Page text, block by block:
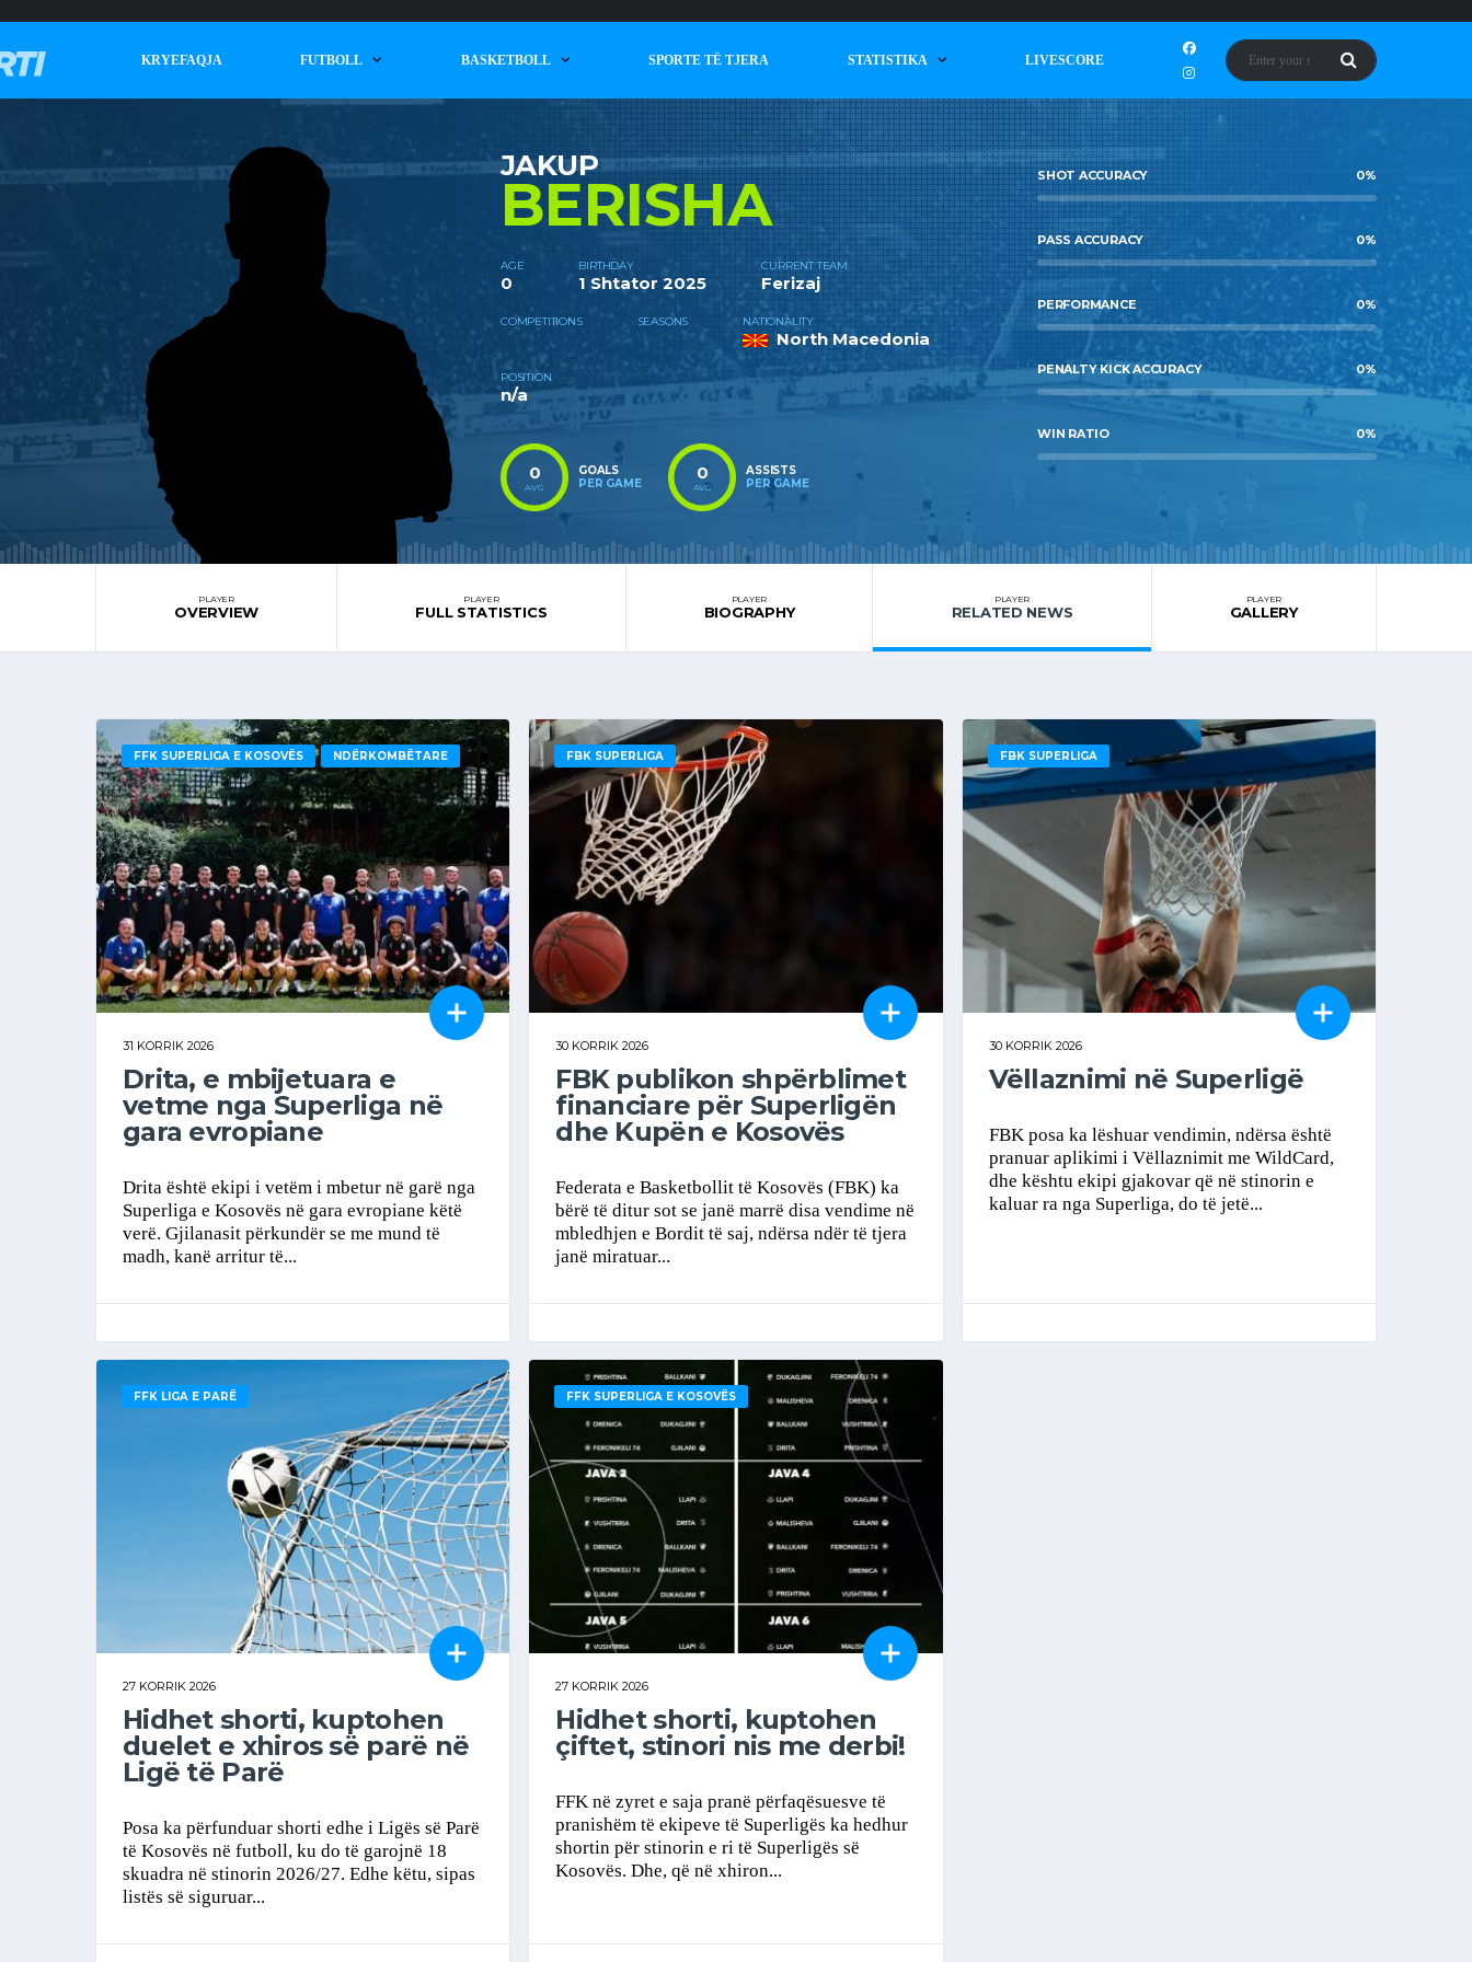
KRYEFAQJA FUTBOLL BASKETBOLL SPORTE TË TJERA STATISTIKA LIVESCORE
JAKUP
BERISHA
AGE
0
BIRTHDAY
1 Shtator 2025
CURRENT TEAM
Ferizaj
COMPETITIONS SEASONS NATIONALITY
North Macedonia
POSITION
n/a
0
AVG
GOALS
PER GAME
0
AVG
ASSISTS
PER GAME
SHOT ACCURACY 0%
PASS ACCURACY 0%
PERFORMANCE 0%
PENALTY KICK ACCURACY 0%
WIN RATIO 0%
PLAYER
OVERVIEW
PLAYER
FULL STATISTICS
PLAYER
BIOGRAPHY
PLAYER
RELATED NEWS
PLAYER
GALLERY
FFK SUPERLIGA E KOSOVËS NDËRKOMBËTARE
31 KORRIK 2026
Drita, e mbijetuara e
vetme nga Superliga në
gara evropiane
Drita është ekipi i vetëm i mbetur në garë nga
Superliga e Kosovës në gara evropiane këtë
verë. Gjilanasit përkundër se me mund të
madh, kanë arritur të...
FBK SUPERLIGA
30 KORRIK 2026
FBK publikon shpërblimet
financiare për Superligën
dhe Kupën e Kosovës
Federata e Basketbollit të Kosovës (FBK) ka
bërë të ditur sot se janë marrë disa vendime në
mbledhjen e Bordit të saj, ndërsa ndër të tjera
janë miratuar...
FBK SUPERLIGA
30 KORRIK 2026
Vëllaznimi në Superligë
FBK posa ka lëshuar vendimin, ndërsa është
pranuar aplikimi i Vëllaznimit me WildCard,
dhe kështu ekipi gjakovar që në stinorin e
kaluar ra nga Superliga, do të jetë...
FFK LIGA E PARË
27 KORRIK 2026
Hidhet shorti, kuptohen
duelet e xhiros së parë në
Ligë të Parë
Posa ka përfunduar shorti edhe i Ligës së Parë
të Kosovës në futboll, ku do të garojnë 18
skuadra në stinorin 2026/27. Edhe këtu, sipas
listës së siguruar...
FFK SUPERLIGA E KOSOVËS
27 KORRIK 2026
Hidhet shorti, kuptohen
çiftet, stinori nis me derbi!
FFK në zyret e saja pranë përfaqësuesve të
pranishëm të ekipeve të Superligës ka hedhur
shortin për stinorin e ri të Superligës së
Kosovës. Dhe, që në xhiron...